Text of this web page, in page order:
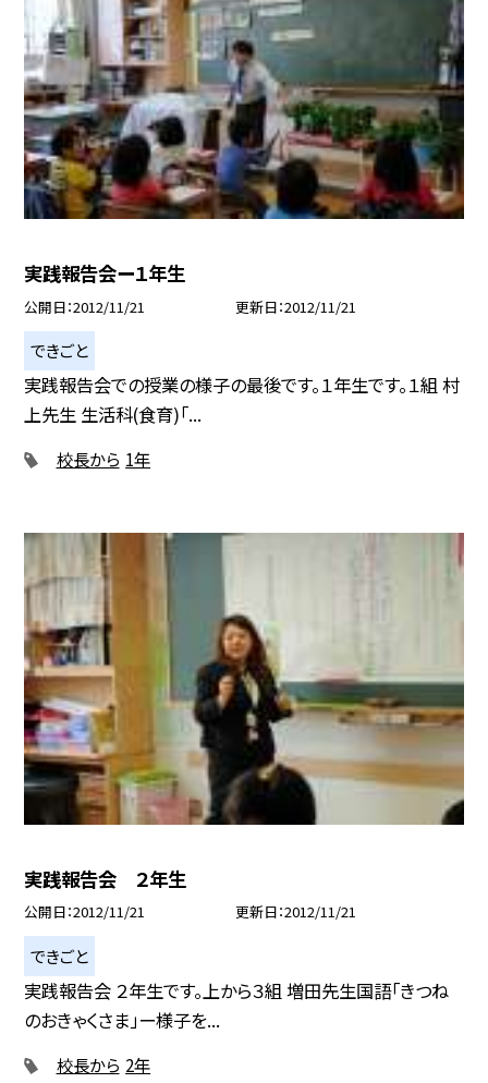
実践報告会ー１年生
公開日 2012/11/21 更新日 2012/11/21
できごと
実践報告会での授業の様子の最後です。１年生です。１組 村
上先生 生活科(食育)「...
校長から 1年
実践報告会 ２年生
公開日 2012/11/21 更新日 2012/11/21
できごと
実践報告会 ２年生です。上から３組 増田先生国語「きつね
のおきゃくさま」ー様子を...
校長から 2年